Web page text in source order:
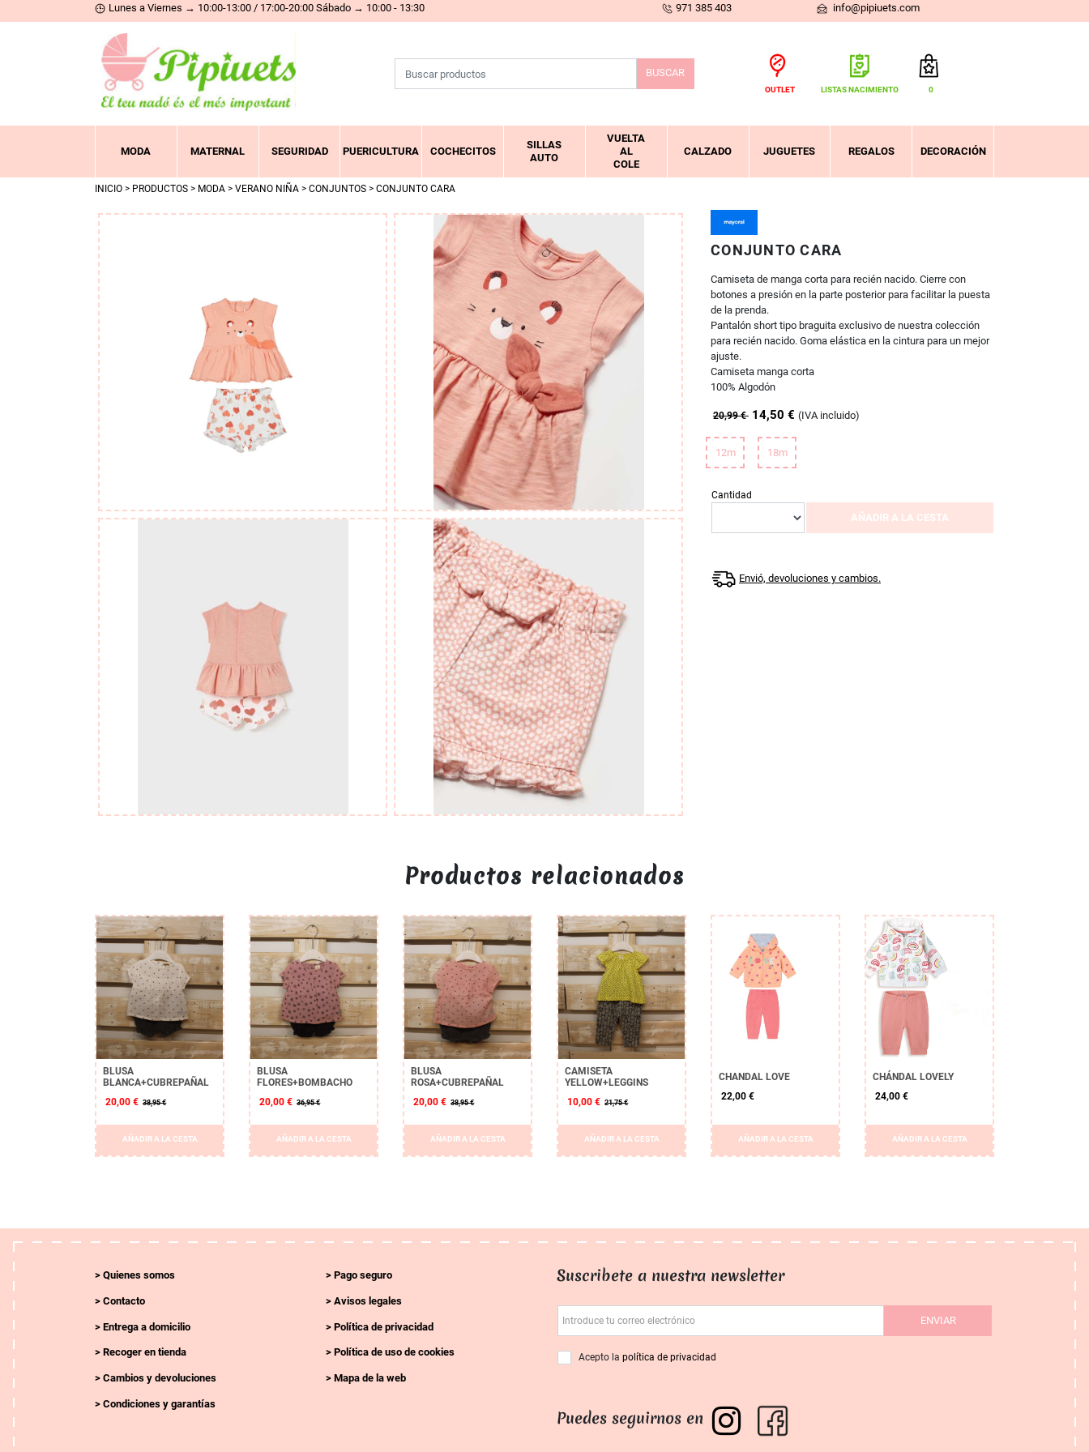
Lunes a Viernes → 10:00-13:00 / 17:00-20:00 Sábado → 10:00 - 13:30 971 385 403 info@pipiuets.com
BUSCAR
OUTLET LISTAS NACIMIENTO 0
VER CESTA
MODA MATERNAL SEGURIDAD PUERICULTURA COCHECITOS
SILLAS
AUTO
VUELTA
AL
COLE
CALZADO JUGUETES REGALOS DECORACIÓN
INICIO > PRODUCTOS > MODA > VERANO NIÑA > CONJUNTOS > CONJUNTO CARA
CONJUNTO CARA
Camiseta de manga corta para recién nacido. Cierre con
botones a presión en la parte posterior para facilitar la puesta
de la prenda.
Pantalón short tipo braguita exclusivo de nuestra colección
para recién nacido. Goma elástica en la cintura para un mejor
ajuste.
Camiseta manga corta
100% Algodón
20,99 € 14,50 € (IVA incluido)
12m 18m
Cantidad
AÑADIR A LA CESTA
Envió, devoluciones y cambios.
Productos relacionados
BLUSA
BLANCA+CUBREPAÑAL
20,00 € 38,95 €
AÑADIR A LA CESTA
BLUSA
FLORES+BOMBACHO
20,00 € 36,95 €
AÑADIR A LA CESTA
BLUSA
ROSA+CUBREPAÑAL
20,00 € 38,95 €
AÑADIR A LA CESTA
CAMISETA
YELLOW+LEGGINS
10,00 € 21,75 €
AÑADIR A LA CESTA
CHANDAL LOVE
22,00 €
AÑADIR A LA CESTA
CHÁNDAL LOVELY
24,00 €
AÑADIR A LA CESTA
Quienes somos
Contacto
Entrega a domicilio
Recoger en tienda
Cambios y devoluciones
Condiciones y garantías
Pago seguro
Avisos legales
Política de privacidad
Política de uso de cookies
Mapa de la web
Suscribete a nuestra newsletter
Introduce tu correo electrónico ENVIAR
Acepto la política de privacidad
Puedes seguirnos en